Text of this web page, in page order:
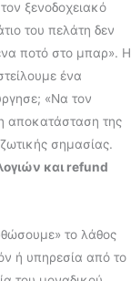
ξενοδοχειακό
του πελάτη δεν
ποτό στο μπαρ». Η
ένα
«Να τον
αποκατάσταση της
ζωτικής σημασίας.
και refund
το λάθος
ή υπηρεσία από το